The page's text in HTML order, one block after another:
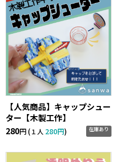
【人気商品】キャップシュー
ター【木製工作】
280円 (１人 280円) 在庫あり